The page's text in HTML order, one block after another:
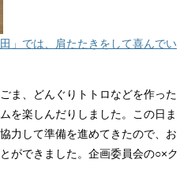
」では、肩たたきをして喜んでい
ま、どんぐりトトロなどを作った
を楽しんだりしました。この日ま
力して準備を進めてきたので、お
ができました。企画委員会の○×ク